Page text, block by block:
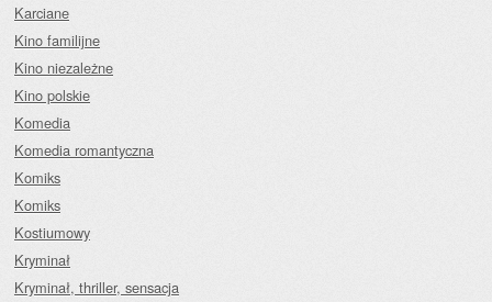
Karciane
Kino familijne
Kino niezależne
Kino polskie
Komedia
Komedia romantyczna
Komiks
Komiks
Kostiumowy
Kryminał
Kryminał, thriller, sensacja